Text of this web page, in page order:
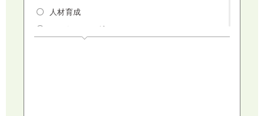
人材育成
マーケティング